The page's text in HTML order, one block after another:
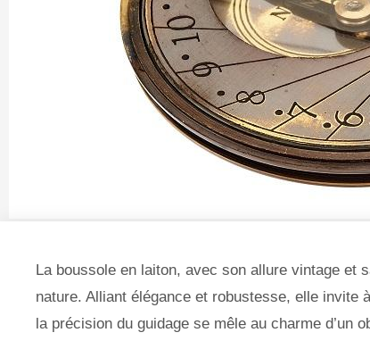
La boussole en laiton, avec son allure vintage et
nature. Alliant élégance et robustesse, elle invite
la précision du guidage se mêle au charme